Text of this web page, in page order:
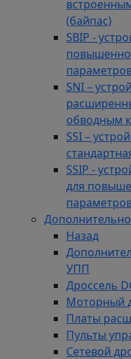
(байпас)
SBIP -
SNI –
обводным
SSI –
SSIP -
для
Назад
УПП
Дроссель
Моторный
Платы
Пульты
Сетевой